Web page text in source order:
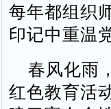
每年都组织
印记中重温
春风化雨
红色教育活